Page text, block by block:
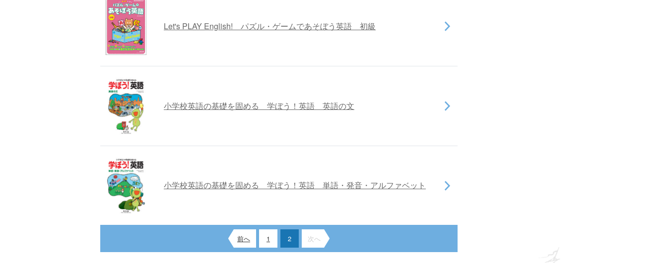
Let's PLAY English! パズル・ゲームであそぼう英語 初級
小学校英語の基礎を固める 学ぼう！英語 英語の文
小学校英語の基礎を固める 学ぼう！英語 単語・発音・アルファベット
前へ 1 2 次へ